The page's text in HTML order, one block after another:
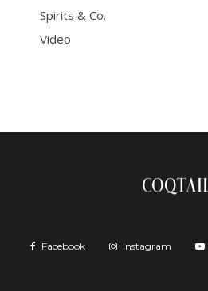
Spirits & Co.
Video
Facebook Instagram